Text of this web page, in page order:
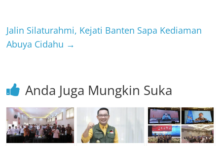
Jalin Silaturahmi, Kejati Banten Sapa Kediaman
Abuya Cidahu →
Anda Juga Mungkin Suka